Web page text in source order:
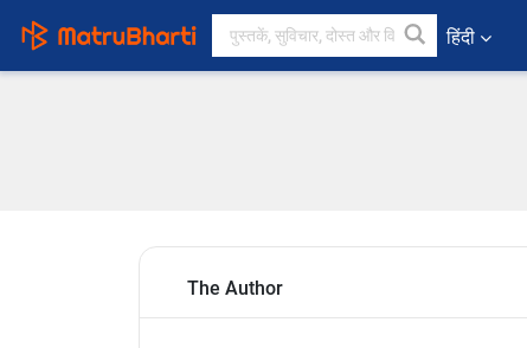
हिंदी
The Author